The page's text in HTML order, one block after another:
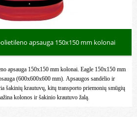
apsauga 150x150 mm kolonai
apsauga 150x150 mm kolonai. Eagle 150x150 mm
(600x600x600 mm). Apsaugos sandėlio ir
šakinių krautuvų, kitų transporto priemonių smūgių
kolonos ir šakinio krautuvo žalą.